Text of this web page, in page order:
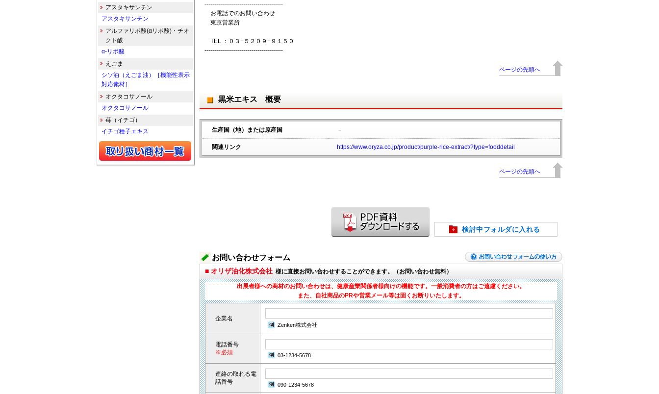
----------------------------------------
お電話でのお問い合わせ
東京営業所
TEL ：０３−５２０９−９１５０
----------------------------------------
ページの先頭へ
黒米エキス 概要
生産国（地）または原産国 －
関連リンク https://www.oryza.co.jp/product/purple-rice-extract/?type=fooddetail
ページの先頭へ
検討中フォルダに入れる
お問い合わせフォーム
■ オリザ油化株式会社 様に直接お問い合わせすることができます。（お問い合わせ無料）
出展者様への商材のお問い合わせは、健康産業関係者様向けの機能です。一般消費者の方はご遠慮ください。
また、自社商品のPRや営業メール等は固くお断りいたします。
企業名
Zenken株式会社
電話番号
※必須
03-1234-5678
連絡の取れる電
話番号
090-1234-5678
アスタキサンチン
アスタキサンチン
アルファリポ酸(αリポ酸)・チオ
クト酸
α-リポ酸
えごま
シソ油（えごま油）［機能性表示
対応素材］
オクタコサノール
オクタコサノール
苺（イチゴ）
イチゴ種子エキス